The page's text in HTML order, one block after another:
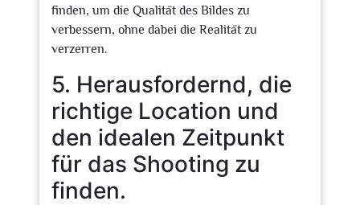
finden, um die Qualität des Bildes zu
verbessern, ohne dabei die Realität zu
verzerren.
5. Herausfordernd, die
richtige Location und
den idealen Zeitpunkt
für das Shooting zu
finden.